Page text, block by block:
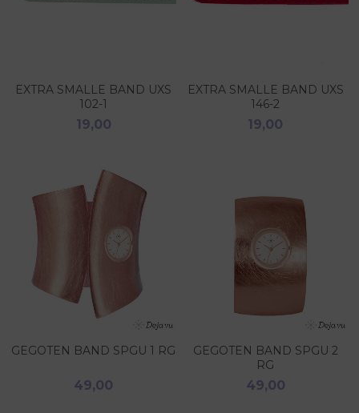
EXTRA SMALLE BAND UXS
102-1
19,00
EXTRA SMALLE BAND UXS
146-2
19,00
GEGOTEN BAND SPGU 1 RG
49,00
GEGOTEN BAND SPGU 2
RG
49,00